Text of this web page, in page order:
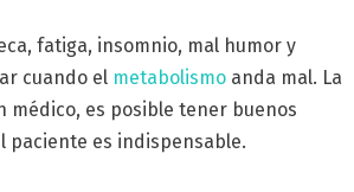
fatiga, insomnio, mal humor y
cuando el metabolismo anda mal. La
médico, es posible tener buenos
paciente es indispensable.